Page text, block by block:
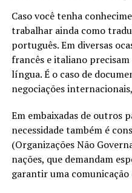
Caso você tenha
trabalhar ainda como
português. Em diversas
francês e italiano
língua. É o caso de
negociações
Em embaixadas de outros
necessidade também é
(Organizações Não
nações, que demandam
garantir uma